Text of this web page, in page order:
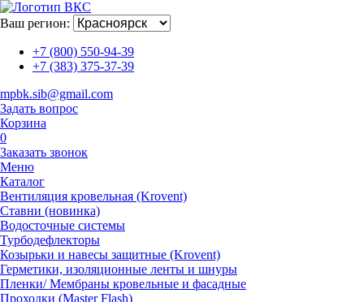
Ваш регион:
+7 (800) 550-94-39
+7 (383) 375-37-39
mpbk.sib@gmail.com
Задать вопрос
Корзина
0
Заказать звонок
Меню
Каталог
Вентиляция кровельная (Krovent)
Ставни (новинка)
Водосточные системы
Турбодефлекторы
Козырьки и навесы защитные (Krovent)
Герметики, изоляционные ленты и шнуры
Пленки/ Мембраны кровельные и фасадные
Проходки (Master Flash)